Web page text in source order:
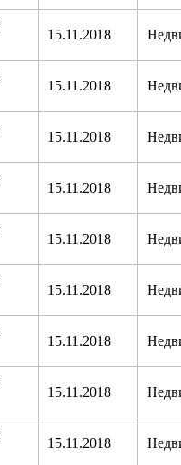
15.11.2018
15.11.2018
15.11.2018
15.11.2018
15.11.2018
15.11.2018
15.11.2018
15.11.2018
15.11.2018